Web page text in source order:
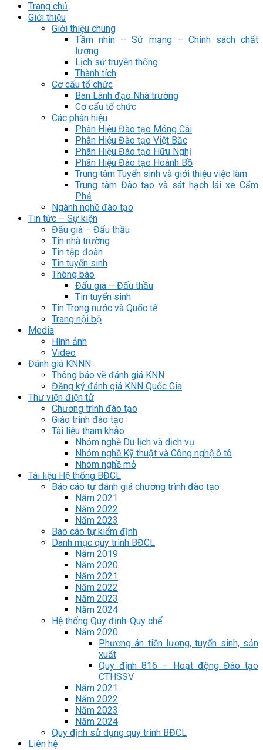
Trang chủ
Giới thiệu
Giới thiệu chung
Tầm nhìn – Sứ mạng – Chính sách chất
lượng
Lịch sử truyền thống
Thành tích
Cơ cấu tổ chức
Ban Lãnh đạo Nhà trường
Cơ cấu tổ chức
Các phân hiệu
Phân Hiệu Đào tạo Móng Cái
Phân Hiệu Đào tạo Việt Bắc
Phân Hiệu Đào tạo Hữu Nghị
Phân Hiệu Đào tạo Hoành Bồ
Trung tâm Tuyển sinh và giới thiệu việc làm
Trung tâm Đào tạo và sát hạch lái xe Cẩm
Phả
Ngành nghề đào tạo
Tin tức – Sự kiện
Đấu giá – Đấu thầu
Tin nhà trường
Tin tập đoàn
Tin tuyển sinh
Thông báo
Đấu giá – Đấu thầu
Tin tuyển sinh
Tin Trong nước và Quốc tế
Trang nội bộ
Media
Hình ảnh
Video
Đánh giá KNNN
Thông báo về đánh giá KNN
Đăng ký đánh giá KNN Quốc Gia
Thư viện điện tử
Chương trình đào tạo
Giáo trình đào tạo
Tài liệu tham khảo
Nhóm nghề Du lịch và dịch vụ
Nhóm nghề Kỹ thuật và Công nghệ ô tô
Nhóm nghề mỏ
Tài liệu Hệ thống BĐCL
Báo cáo tự đánh giá chương trình đào tạo
Năm 2021
Năm 2022
Năm 2023
Báo cáo tự kiểm định
Danh mục quy trình BĐCL
Năm 2019
Năm 2020
Năm 2021
Năm 2022
Năm 2023
Năm 2024
Hệ thống Quy định-Quy chế
Năm 2020
Phương án tiền lương, tuyển sinh, sản
xuất
Quy định 816 – Hoạt động Đào tạo
CTHSSV
Năm 2021
Năm 2022
Năm 2023
Năm 2024
Quy định sử dụng quy trình BĐCL
Liên hệ